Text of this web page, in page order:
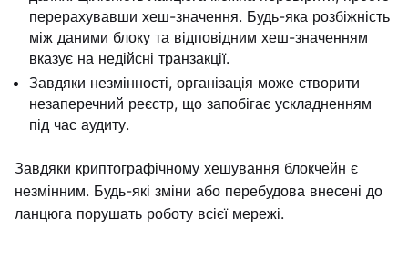
перерахувавши хеш-значення. Будь-яка розбіжність
між даними блоку та відповідним хеш-значенням
вказує на недійсні транзакції.
Завдяки незмінності, організація може створити
незаперечний реєстр, що запобігає ускладненням
під час аудиту.
Завдяки криптографічному хешування блокчейн є
незмінним. Будь-які зміни або перебудова внесені до
ланцюга порушать роботу всієї мережі.